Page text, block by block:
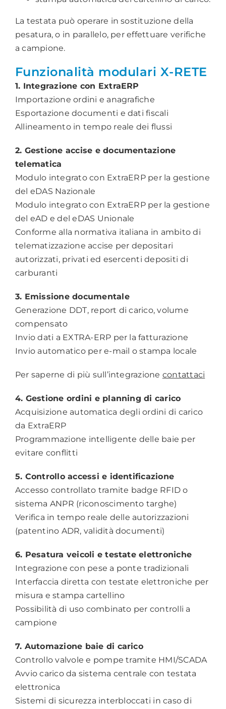
La testata può operare in sostituzione della
pesatura, o in parallelo, per effettuare verifiche
a campione.
Funzionalità modulari X-RETE
1. Integrazione con ExtraERP
Importazione ordini e anagrafiche
Esportazione documenti e dati fiscali
Allineamento in tempo reale dei flussi
2. Gestione accise e documentazione
telematica
Modulo integrato con ExtraERP per la gestione
del eDAS Nazionale
Modulo integrato con ExtraERP per la gestione
del eAD e del eDAS Unionale
Conforme alla normativa italiana in ambito di
telematizzazione accise per depositari
autorizzati, privati ed esercenti depositi di
carburanti
3. Emissione documentale
Generazione DDT, report di carico, volume
compensato
Invio dati a EXTRA-ERP per la fatturazione
Invio automatico per e-mail o stampa locale
Per saperne di più sull’integrazione contattaci
4. Gestione ordini e planning di carico
Acquisizione automatica degli ordini di carico
da ExtraERP
Programmazione intelligente delle baie per
evitare conflitti
5. Controllo accessi e identificazione
Accesso controllato tramite badge RFID o
sistema ANPR (riconoscimento targhe)
Verifica in tempo reale delle autorizzazioni
(patentino ADR, validità documenti)
6. Pesatura veicoli e testate elettroniche
Integrazione con pese a ponte tradizionali
Interfaccia diretta con testate elettroniche per
misura e stampa cartellino
Possibilità di uso combinato per controlli a
campione
7. Automazione baie di carico
Controllo valvole e pompe tramite HMI/SCADA
Avvio carico da sistema centrale con testata
elettronica
Sistemi di sicurezza interbloccati in caso di